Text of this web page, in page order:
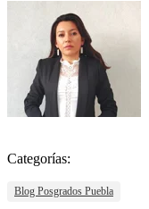
Categorías:
Blog Posgrados Puebla